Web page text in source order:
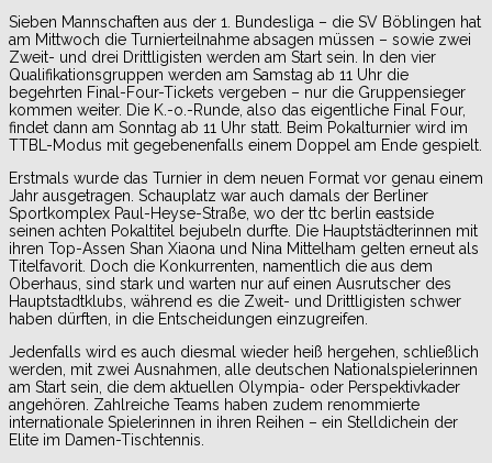
Sieben Mannschaften aus der 1. Bundesliga – die SV Böblingen hat
am Mittwoch die Turnierteilnahme absagen müssen – sowie zwei
Zweit- und drei Drittligisten werden am Start sein. In den vier
Qualifikationsgruppen werden am Samstag ab 11 Uhr die
begehrten Final-Four-Tickets vergeben – nur die Gruppensieger
kommen weiter. Die K.-o.-Runde, also das eigentliche Final Four,
findet dann am Sonntag ab 11 Uhr statt. Beim Pokalturnier wird im
TTBL-Modus mit gegebenenfalls einem Doppel am Ende gespielt.
Erstmals wurde das Turnier in dem neuen Format vor genau einem
Jahr ausgetragen. Schauplatz war auch damals der Berliner
Sportkomplex Paul-Heyse-Straße, wo der ttc berlin eastside
seinen achten Pokaltitel bejubeln durfte. Die Hauptstädterinnen mit
ihren Top-Assen Shan Xiaona und Nina Mittelham gelten erneut als
Titelfavorit. Doch die Konkurrenten, namentlich die aus dem
Oberhaus, sind stark und warten nur auf einen Ausrutscher des
Hauptstadtklubs, während es die Zweit- und Drittligisten schwer
haben dürften, in die Entscheidungen einzugreifen.
Jedenfalls wird es auch diesmal wieder heiß hergehen, schließlich
werden, mit zwei Ausnahmen, alle deutschen Nationalspielerinnen
am Start sein, die dem aktuellen Olympia- oder Perspektivkader
angehören. Zahlreiche Teams haben zudem renommierte
internationale Spielerinnen in ihren Reihen – ein Stelldichein der
Elite im Damen-Tischtennis.